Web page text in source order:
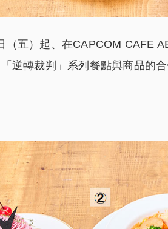
（五）起、在CAPCOM CAFE
逆轉裁判」系列餐點與商品的